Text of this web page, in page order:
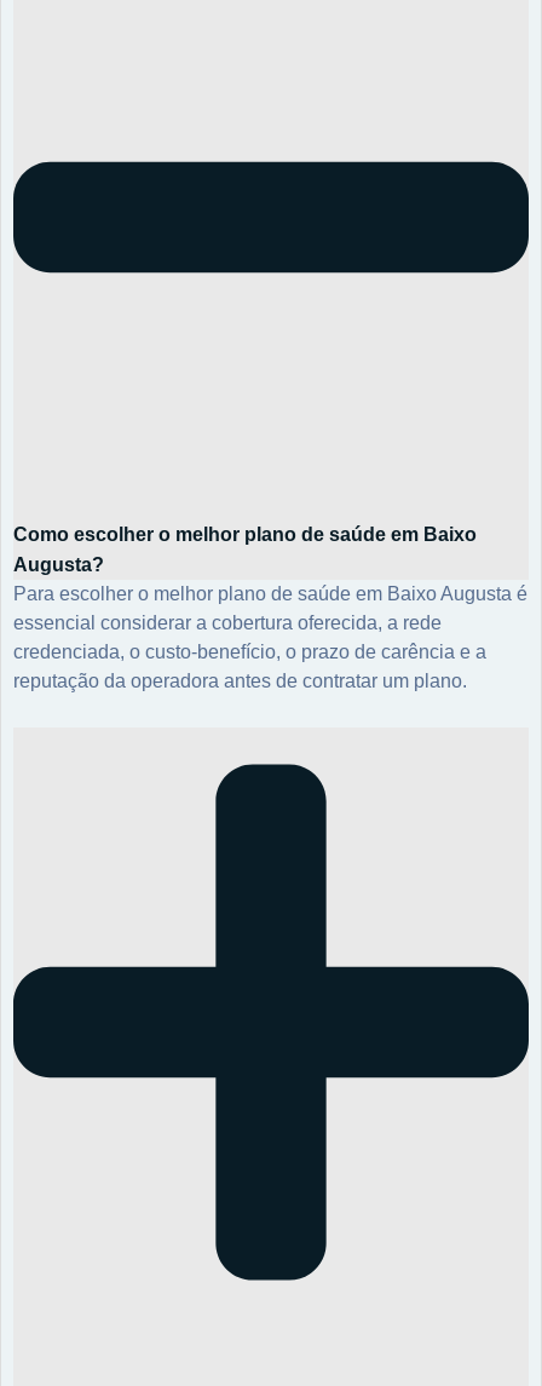
Como escolher o melhor plano de saúde em Baixo
Augusta?
Para escolher o melhor plano de saúde em Baixo Augusta é
essencial considerar a cobertura oferecida, a rede
credenciada, o custo-benefício, o prazo de carência e a
reputação da operadora antes de contratar um plano.